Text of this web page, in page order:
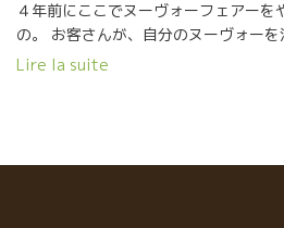
４年前にここでヌーヴォーフェアーを
の。 お客さんが、自分のヌーヴォー
てサーヴィスしにお客さんのテー
Lire la suite